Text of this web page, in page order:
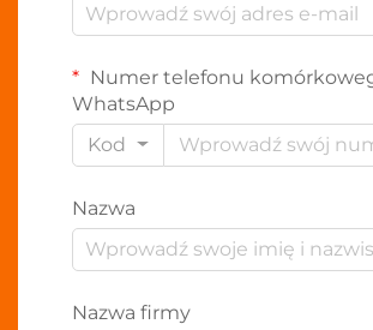
Numer telefonu
WhatsApp
Kod
Nazwa
Nazwa firmy